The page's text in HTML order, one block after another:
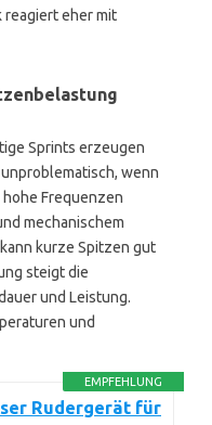
eher mit
Sprints erzeugen
wenn
Frequenzen
mechanischem
kurze Spitzen gut
steigt die
und Leistung.
und
EMPFEHLUNG
Rudergerät für